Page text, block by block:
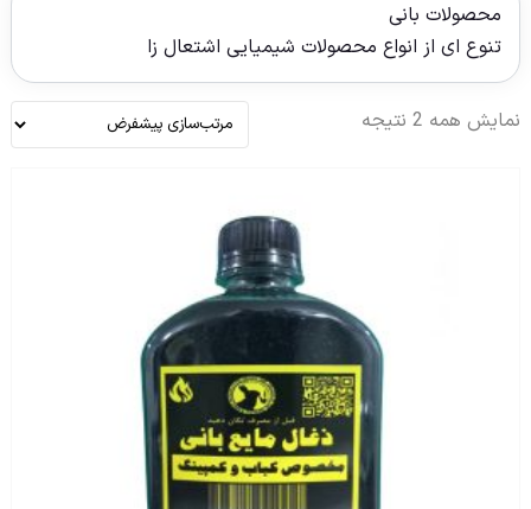
محصولات بانی
تنوع ای از انواع محصولات شیمیایی اشتعال زا
نمایش همه 2 نتیجه